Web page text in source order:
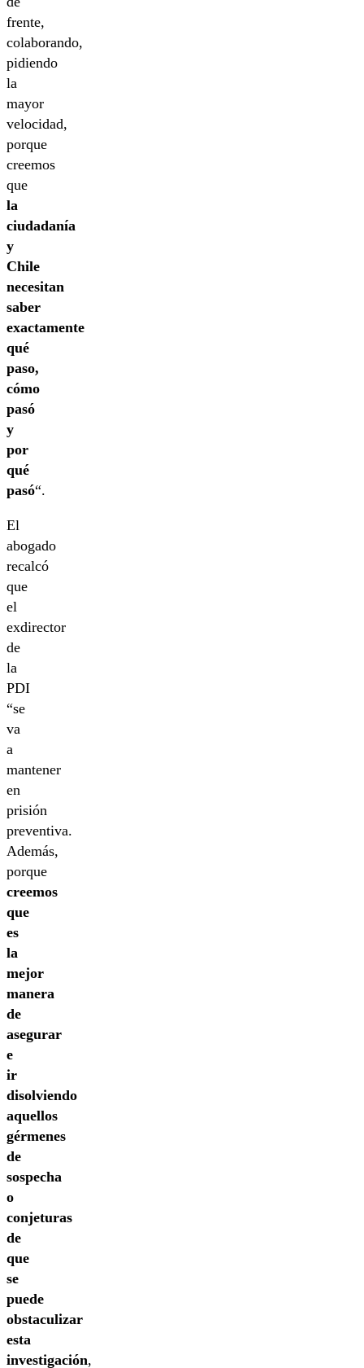
frente,
colaborando,
pidiendo
la
mayor
velocidad,
porque
creemos
que
la
ciudadanía
y
Chile
necesitan
saber
exactamente
qué
paso,
cómo
pasó
y
por
qué
pasó“.
El
abogado
recalcó
que
el
exdirector
de
la
PDI
“se
va
a
mantener
en
prisión
preventiva.
Además,
porque
creemos
que
es
la
mejor
manera
de
asegurar
e
ir
disolviendo
aquellos
gérmenes
de
sospecha
o
conjeturas
de
que
se
puede
obstaculizar
esta
investigación,